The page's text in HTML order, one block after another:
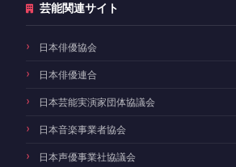
芸能関連サイト
日本俳優協会
日本俳優連合
日本芸能実演家団体協議会
日本音楽事業者協会
日本声優事業社協議会